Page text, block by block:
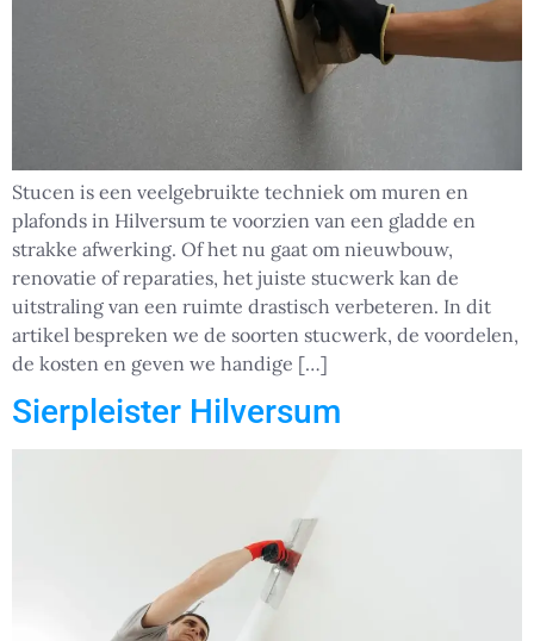
Stucen is een veelgebruikte techniek om muren en
plafonds in Hilversum te voorzien van een gladde en
strakke afwerking. Of het nu gaat om nieuwbouw,
renovatie of reparaties, het juiste stucwerk kan de
uitstraling van een ruimte drastisch verbeteren. In dit
artikel bespreken we de soorten stucwerk, de voordelen,
de kosten en geven we handige […]
Sierpleister Hilversum